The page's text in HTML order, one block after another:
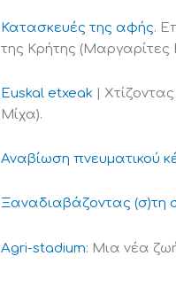
Κατασκευές της αφής.
της Κρήτης (Μαργαρίτες
Euskal etxeak
|
Μίχα).
Αναβίωση πνευματικού
Ξαναδιαβάζοντας (σ)τη
Agri-stadium: Μια νέα